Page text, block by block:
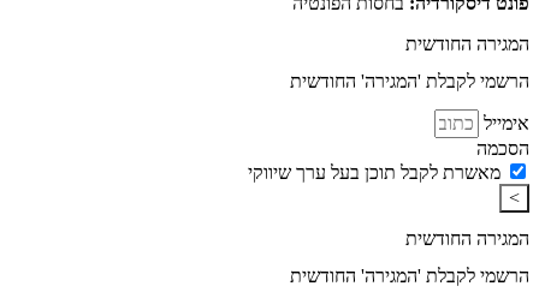
המגירה החודשית
הרשמי לקבלת 'המגירה' החודשית
אימייל
הסכמה
מאשרת לקבל תוכן בעל ערך שיווקי
>
המגירה החודשית
הרשמי לקבלת 'המגירה' החודשית